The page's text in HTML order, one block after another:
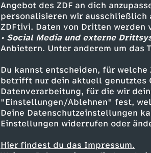
Angebot des ZDF an dich
personalisieren wir ausschließlich
ZDFtivi. Daten von Dritten werden
• Social Media und externe
Anbietern. Unter anderem um das
Du kannst entscheiden, für
betrifft nur dein aktuell genutztes
Datenverarbeitung, für die wir
"Einstellungen/Ablehnen" fest,
Deine Datenschutzeinstellungen
Einstellungen widerrufen oder
Hier findest du das Impressum.
Ähnliche Inhalte
Unterhaltung Video